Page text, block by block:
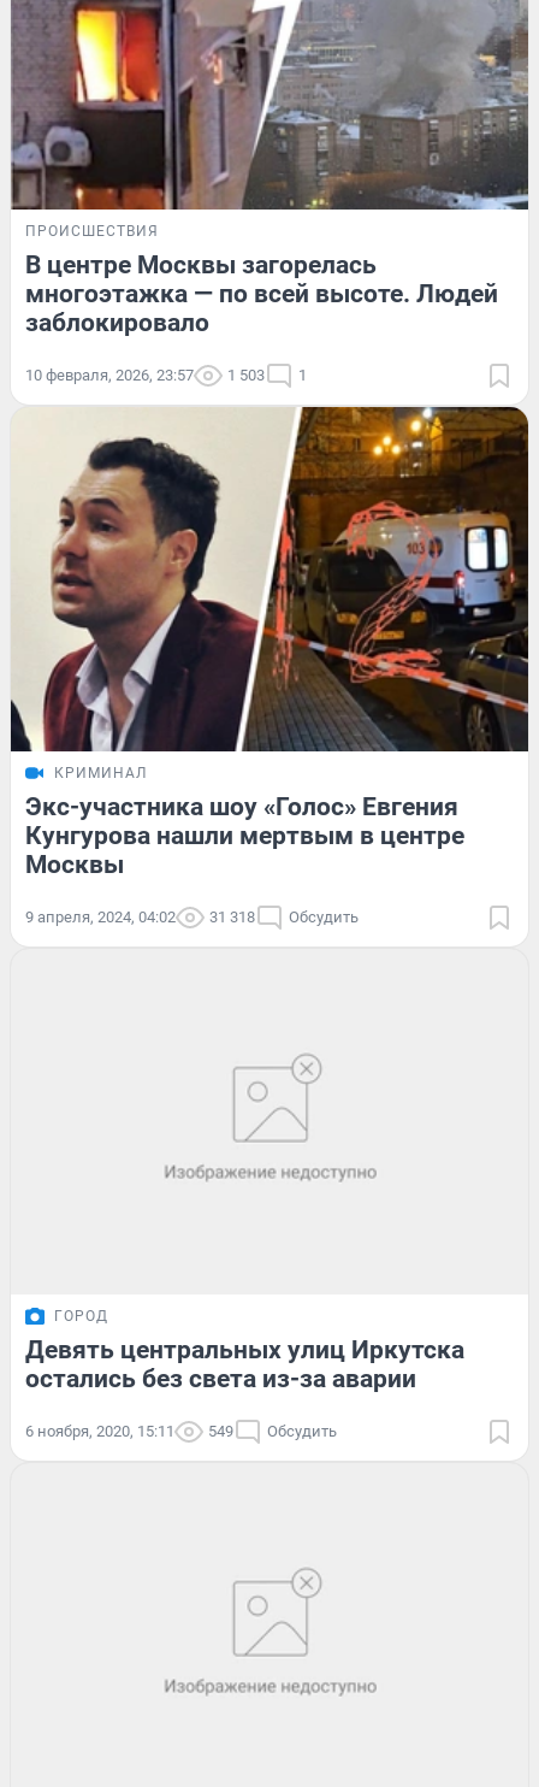
ПРОИСШЕСТВИЯ
В центре Москвы загорелась
многоэтажка — по всей высоте. Людей
заблокировало
10 февраля, 2026, 23:57 1 503 1
КРИМИНАЛ
Экс-участника шоу «Голос» Евгения
Кунгурова нашли мертвым в центре
Москвы
9 апреля, 2024, 04:02 31 318 Обсудить
ГОРОД
Девять центральных улиц Иркутска
остались без света из-за аварии
6 ноября, 2020, 15:11 549 Обсудить